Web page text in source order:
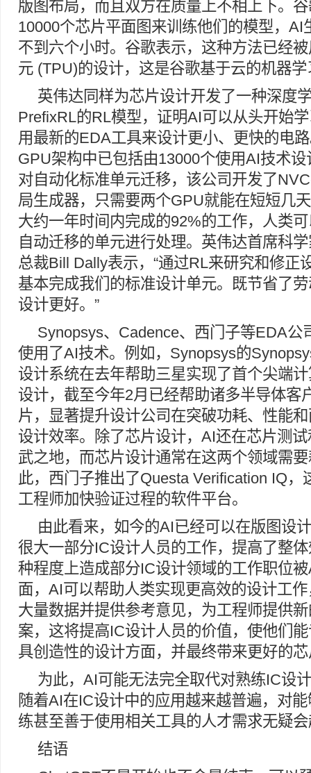
版图布局，而且双方在质量上不相上下。
10000个芯片平面图来训练他们的模型，AI
不到六个小时。谷歌表示，这种方法已经
元 (TPU)的设计，这是谷歌基于云的机器
英伟达同样为芯片设计开发了一种深度
PrefixRL的RL模型，证明AI可以从头开始
用最新的EDA工具来设计更小、更快的电
GPU架构中已包括由13000个使用AI技术
对自动化标准单元迁移，该公司开发了
局生成器，只需要两个GPU就能在短短几
大约一年时间内完成的92%的工作，人类
自动迁移的单元进行处理。英伟达首席科
总裁Bill Dally表示，“通过RL来研究和修正
基本完成我们的标准设计单元。既节省了
设计更好。”
Synopsys、Cadence、西门子等EDA公
使用了AI技术。例如，Synopsys的
设计系统在去年帮助三星实现了首个尖端
设计，截至今年2月已经帮助诸多半导体客
片，显著提升设计公司在突破功耗、性能
设计效率。除了芯片设计，AI还在芯片测
武之地，而芯片设计通常在这两个领域需
此，西门子推出了Questa Verification IQ，
工程师加快验证过程的软件平台。
由此看来，如今的AI已经可以在版图设
很大一部分IC设计人员的工作，提高了整
种程度上造成部分IC设计领域的工作职位
面，AI可以帮助人类实现更高效的设计工
大量数据并提供参考意见，为工程师提供
案，这将提高IC设计人员的价值，使他们
具创造性的设计方面，并最终带来更好的
为此，AI可能无法完全取代对熟练IC设
随着AI在IC设计中的应用越来越普遍，对
练甚至善于使用相关工具的人才需求无疑
结语